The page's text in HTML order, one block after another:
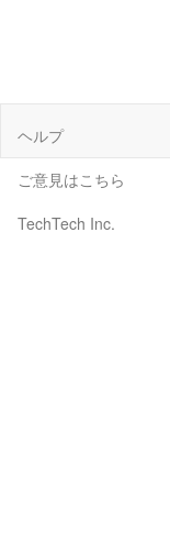
ヘルプ
ご意見はこちら
TechTech Inc.